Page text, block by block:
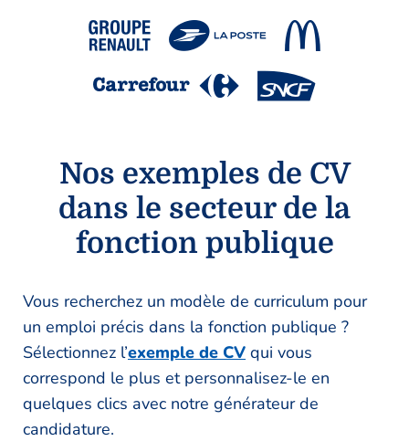
Nos exemples de CV
dans le secteur de la
fonction publique
Vous recherchez un modèle de curriculum pour
un emploi précis dans la fonction publique ?
Sélectionnez l’exemple de CV qui vous
correspond le plus et personnalisez-le en
quelques clics avec notre générateur de
candidature.